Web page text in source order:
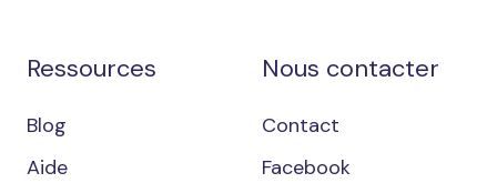
Ressources
Blog
Aide
Nous contacter
Contact
Facebook